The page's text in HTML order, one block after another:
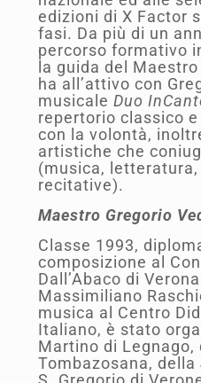
edizioni di X Factor
fasi. Da più di un
percorso formativo
la guida del
ha all’attivo con
musicale Duo
repertorio classico
con la volontà,
artistiche che
(musica,
recitative).
Maestro Gregorio
Classe 1993,
composizione al
Dall’Abaco di
Massimiliano
musica al Centro
Italiano, è stato
Martino di Legnago,
Tombazosana, della